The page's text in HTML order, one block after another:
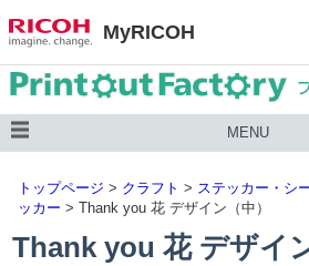
MyRICOH
MENU
トップページ > クラフト > ステッカー・シ
ッカー > Thank you 花 デザイン（中）
Thank you 花 デザイ